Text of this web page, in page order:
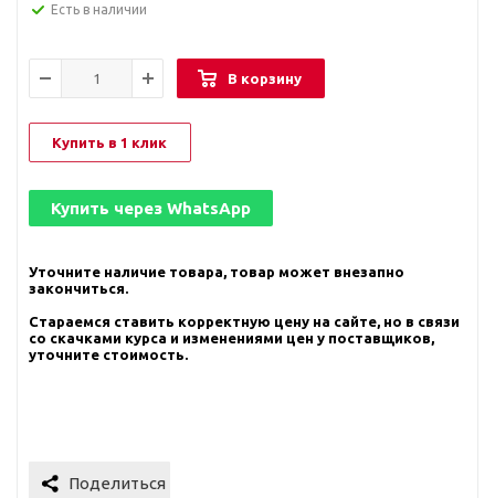
Есть в наличии
В корзину
Купить в 1 клик
Купить через WhatsApp
Уточните наличие товара, товар может внезапно
закончиться.
Стараемся ставить корректную цену на сайте, но в связи
со скачками курса и изменениями цен у поставщиков,
уточните стоимость.